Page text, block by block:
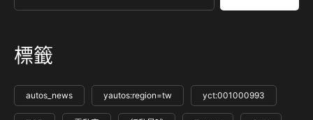
標籤
autos_news yautos:region=tw yct:001000993